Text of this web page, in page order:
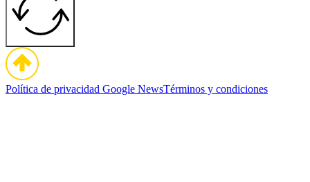
Política de privacidad Google NewsTérminos y condiciones